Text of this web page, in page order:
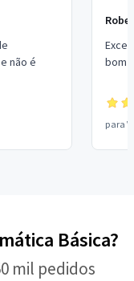
não é
bom
para
Básica?
mil pedidos